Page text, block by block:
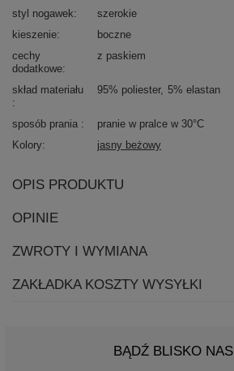
styl nogawek
szerokie
kieszenie
boczne
cechy
dodatkowe
z paskiem
skład materiału 95% poliester 5% elastan
sposób prania
pranie w pralce w 30°C
Kolory
jasny beżowy
OPIS PRODUKTU
OPINIE
ZWROTY I WYMIANA
ZAKŁADKA KOSZTY WYSYŁKI
BĄDŹ BLISKO NAS